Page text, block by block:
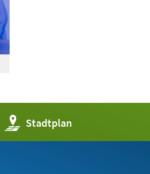
Stadtplan
(Öffnet
in
einem